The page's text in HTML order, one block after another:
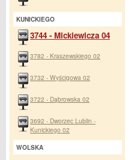
KUNICKIEGO
3744 - Mickiewicza 04
3782 - Kraszewskiego 02
3732 - Wyścigowa 02
3722 - Dąbrowska 02
3692 - Dworzec Lublin -
Kunickiego 02
WOLSKA